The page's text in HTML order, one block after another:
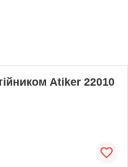
Atiker 22010